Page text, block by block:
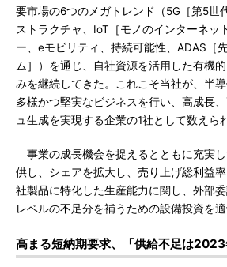
要市場の6つのメガトレンド（5G［第5世
ストラクチャ、IoT［モノのインターネッ
ー、eモビリティ、持続可能性、ADAS［
ム］）を通じ、自社資源を活用した有機
みを継続してきた。これこそ当社が、半
多様かつ堅実なビジネスを行い、高成長
ュ生成を実現する企業の1社として数えら
事業の成長機会を捉えるとともに充実
供し、シェアを拡大し、売り上げ総利益
社製品に特化した生産能力に関し、外部
レベルの不足分を補うための設備投資を
高まる短納期要求、「供給不足は2023